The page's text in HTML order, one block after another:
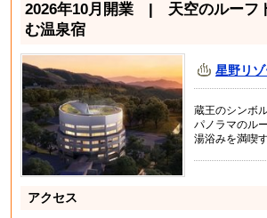
2026年10月開業 | 天空のルーフ
む温泉宿
星野リ
蔵王のシンボ
パノラマのル
湯浴みを満喫
アクセス